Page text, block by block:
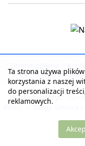
Regulamin serwisu
Warto zobaczyć:
dzieci - Domy Seniora i
Ta strona używa
korzystania z naszej
do personalizacji
reklamowych.